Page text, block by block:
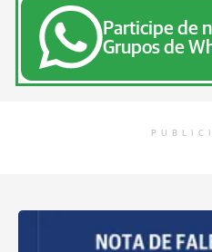
Participe de
Grupos de